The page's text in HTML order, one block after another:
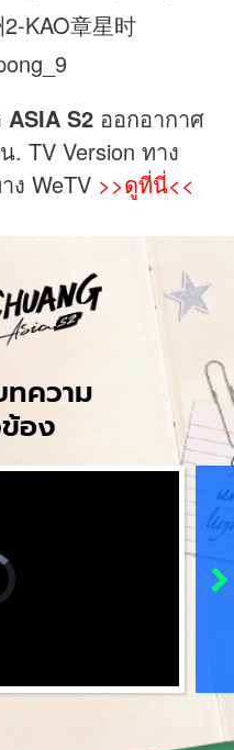
KAO章星时
ASIA S2 ออกอากาศ
. TV Version ทาง
ง WeTV >>ดูที่นี่<<
ทความ
อง